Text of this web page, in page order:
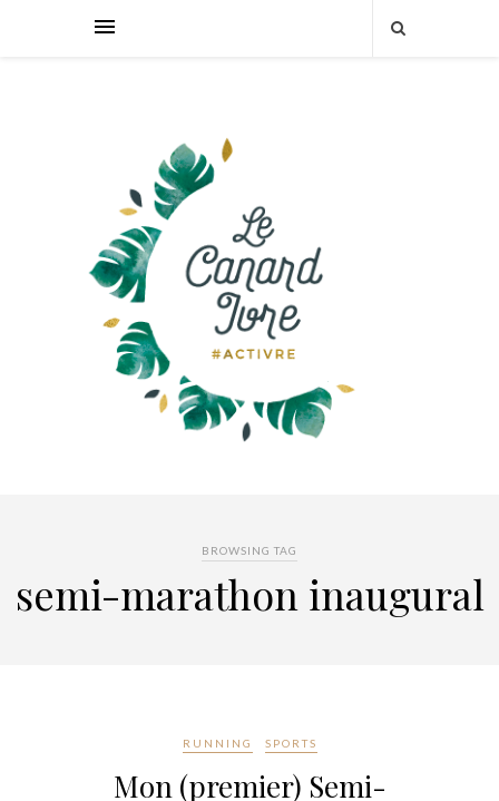
BROWSING TAG
semi-marathon inaugural
RUNNING SPORTS
Mon (premier) Semi-